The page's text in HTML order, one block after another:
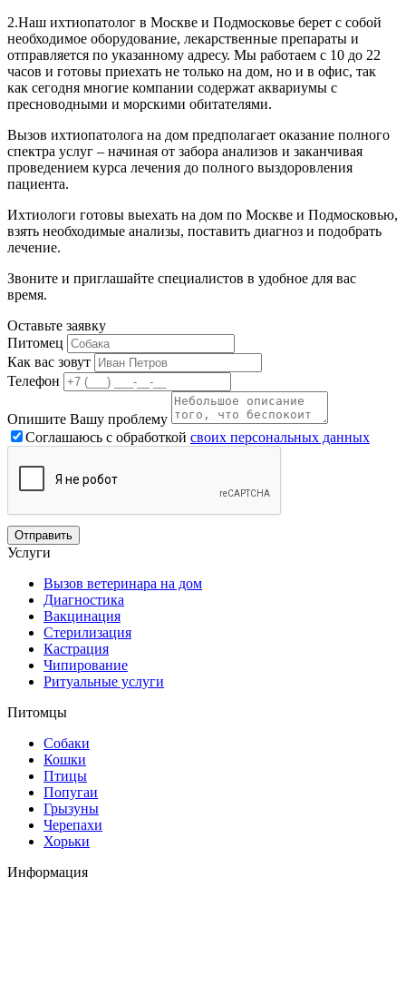
2.Наш ихтиопатолог в Москве и Подмосковье берет с собой
необходимое оборудование, лекарственные препараты и
отправляется по указанному адресу. Мы работаем с 10 до 22
часов и готовы приехать не только на дом, но и в офис, так
как сегодня многие компании содержат аквариумы с
пресноводными и морскими обитателями.
Вызов ихтиопатолога на дом предполагает оказание полного
спектра услуг – начиная от забора анализов и заканчивая
проведением курса лечения до полного выздоровления
пациента.
Ихтиологи готовы выехать на дом по Москве и Подмосковью,
взять необходимые анализы, поставить диагноз и подобрать
лечение.
Звоните и приглашайте специалистов в удобное для вас
время.
Оставьте заявку
Питомец
Как вас зовут
Телефон
Опишите Вашу проблему
Соглашаюсь с обработкой своих персональных данных
Услуги
Вызов ветеринара на дом
Диагностика
Вакцинация
Стерилизация
Кастрация
Чипирование
Ритуальные услуги
Питомцы
Собаки
Кошки
Птицы
Попугаи
Грызуны
Черепахи
Хорьки
Информация